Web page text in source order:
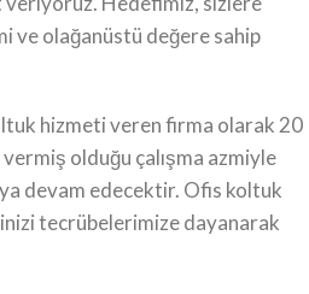
ve olağanüstü değere sahip
hizmeti veren firma olarak 20
olduğu çalışma azmiyle
devam edecektir. Ofis koltuk
tecrübelerimize dayanarak